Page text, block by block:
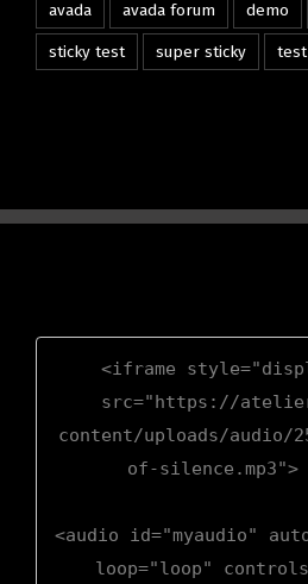
avada avada forum demo
sticky test super sticky test
<iframe
src="https://
content/uploads/audio/
of-silence.mp3">
<audio id="myaudio"
loop="loop"